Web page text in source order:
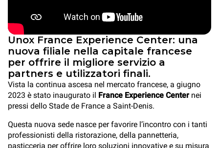
Unox France Experience Center: una
nuova filiale nella capitale francese
per offrire il migliore servizio a
partners e utilizzatori finali.
Vista la continua ascesa nel mercato francese, a giugno
2023 è stato inaugurato il France Experience Center nei
pressi dello Stade de France a Saint-Denis.
Questa nuova sede nasce per favorire l’incontro con i tanti
professionisti della ristorazione, della pannetteria,
pasticceria per offrire loro soluzioni innovative e su misura